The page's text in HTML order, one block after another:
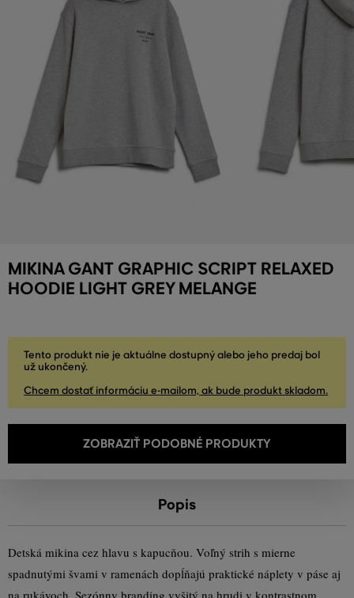
MIKINA GANT GRAPHIC SCRIPT RELAXED
HOODIE LIGHT GREY MELANGE
Tento produkt nie je aktuálne dostupný alebo jeho predaj bol
už ukončený.
Chcem dostať informáciu e-mailom, ak bude produkt skladom.
ZOBRAZIŤ PODOBNÉ PRODUKTY
Popis
Detská mikina cez hlavu s kapucňou. Voľný strih s mierne
spadnutými švami v ramenách dopĺňajú praktické náplety v páse aj
na rukávoch. Sezónny branding vyšitý na hrudi v kontrastnom